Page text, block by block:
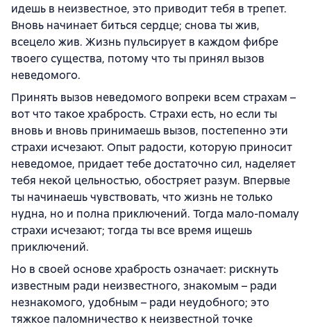
идешь в неизвестное, это приводит тебя в трепет.
Вновь начинает биться сердце; снова ты жив,
всецело жив. Жизнь пульсирует в каждом фибре
твоего существа, потому что ты принял вызов
неведомого.
Принять вызов неведомого вопреки всем страхам –
вот что такое храбрость. Страхи есть, но если ты
вновь и вновь принимаешь вызов, постепенно эти
страхи исчезают. Опыт радости, которую приносит
неведомое, придает тебе достаточно сил, наделяет
тебя некой цельностью, обостряет разум. Впервые
ты начинаешь чувствовать, что жизнь не только
нудна, но и полна приключений. Тогда мало-помалу
страхи исчезают; тогда ты все время ищешь
приключений.
Но в своей основе храбрость означает: рискнуть
известным ради неизвестного, знакомым – ради
незнакомого, удобным – ради неудобного; это
тяжкое паломничество к неизвестной точке